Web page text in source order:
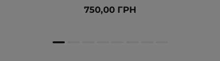
750,00 ГРН